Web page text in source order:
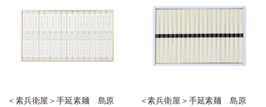
＜素兵衛屋＞手延素麺 島原
＜素兵衛屋＞手延素麺 島原